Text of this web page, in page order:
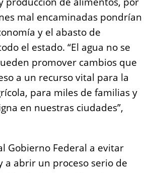
mal encaminadas pondrían
y el abasto de
el estado. “El agua no se
promover cambios que
a un recurso vital para la
para miles de familias y
en nuestras ciudades”,
Gobierno Federal a evitar
a abrir un proceso serio de